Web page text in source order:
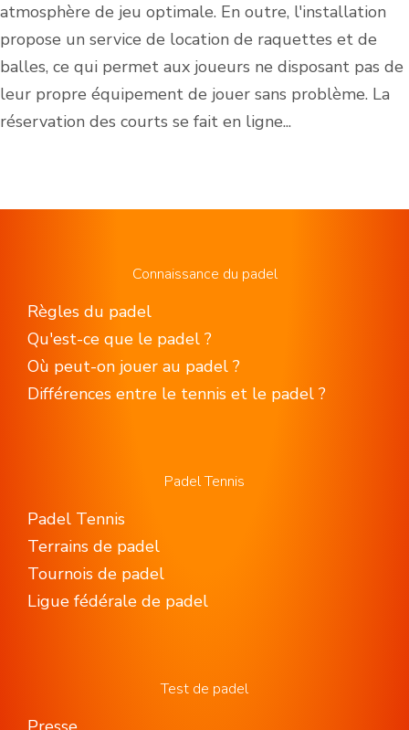
atmosphère de jeu optimale. En outre, l'installation
propose un service de location de raquettes et de
balles, ce qui permet aux joueurs ne disposant pas de
leur propre équipement de jouer sans problème. La
réservation des courts se fait en ligne...
Connaissance du padel
Règles du padel
Qu'est-ce que le padel ?
Où peut-on jouer au padel ?
Différences entre le tennis et le padel ?
Padel Tennis
Padel Tennis
Terrains de padel
Tournois de padel
Ligue fédérale de padel
Test de padel